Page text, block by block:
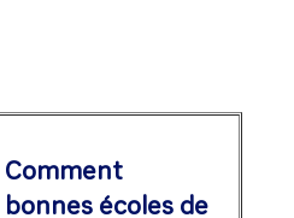
Comment
écoles de